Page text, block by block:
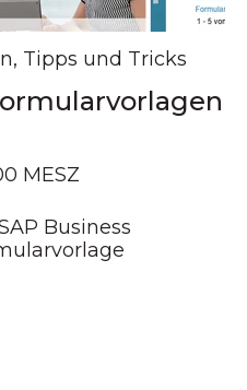
, Tipps und Tricks
MESZ
Business